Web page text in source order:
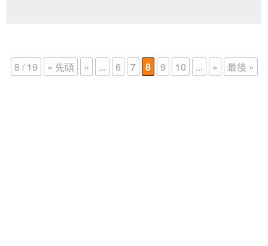
8 / 19 « 先頭 « ... 6 7 8 9 10 ... » 最後 »